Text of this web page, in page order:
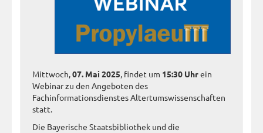
Mittwoch,07. Mai 2025, findet um 15:30 Uhrein
Webinar zu den Angeboten des
Fachinformationsdienstes Altertumswissenschaften
statt.
Die Bayerische Staatsbibliothek und die